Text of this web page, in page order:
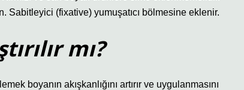
Sabitleyici (fixative) yumuşatıcı bölmesine eklenir.
mı?
boyanın akışkanlığını artırır ve uygulanmasını